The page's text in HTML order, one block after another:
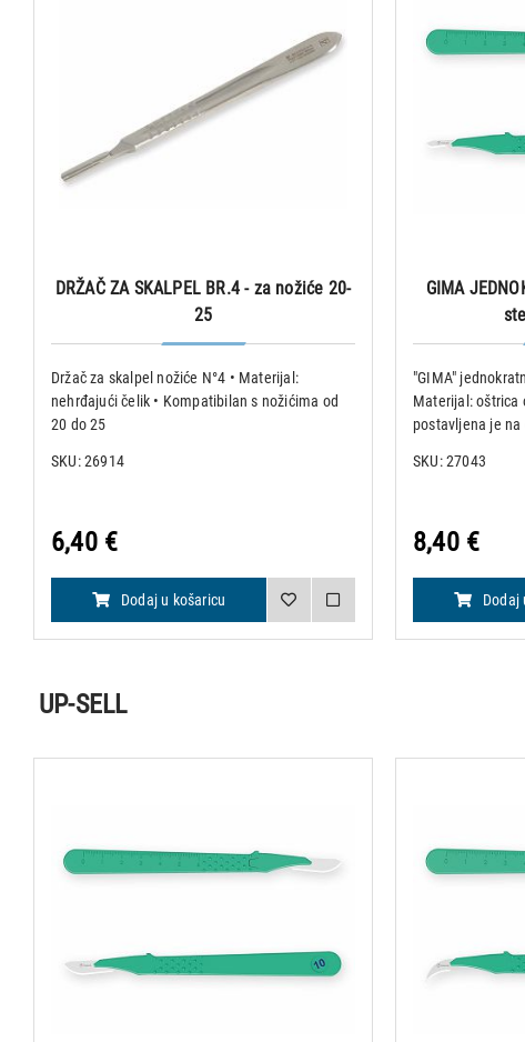
DRŽAČ ZA SKALPEL BR.4 - za nožiće 20-
25
Držač za skalpel nožiće N°4 • Materijal:
nehrđajući čelik • Kompatibilan s nožićima od
20 do 25
SKU: 26914
6,40 €
Dodaj u košaricu
GIMA
"GIMA"
Materijal: oštrica
postavljena je na
omotnicu sa
SKU: 27043
8,40 €
Dodaj
UP-SELL